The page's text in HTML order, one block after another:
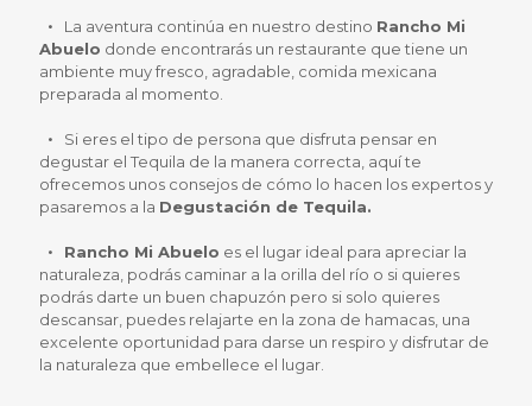
La aventura continúa en nuestro destino Rancho Mi
Abuelo donde encontrarás un restaurante que tiene un
ambiente muy fresco, agradable, comida mexicana
preparada al momento.
Si eres el tipo de persona que disfruta pensar en
degustar el Tequila de la manera correcta, aquí te
ofrecemos unos consejos de cómo lo hacen los expertos y
pasaremos a la Degustación de Tequila.
Rancho Mi Abuelo es el lugar ideal para apreciar la
naturaleza, podrás caminar a la orilla del río o si quieres
podrás darte un buen chapuzón pero si solo quieres
descansar, puedes relajarte en la zona de hamacas, una
excelente oportunidad para darse un respiro y disfrutar de
la naturaleza que embellece el lugar.